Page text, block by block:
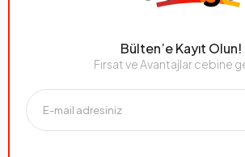
Bülten’e Kayıt Olun!
Fırsat ve Avantajlar cebine